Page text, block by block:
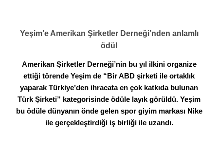
MEDYA MERKEZI
Yeşim’e Amerikan Şirketler Derneği’nden anlamlı
ödül
Amerikan Şirketler Derneği’nin bu yıl ilkini organize
ettiği törende Yeşim de “Bir ABD şirketi ile ortaklık
yaparak Türkiye’den ihracata en çok katkıda bulunan
Türk Şirketi” kategorisinde ödüle layık görüldü. Yeşim
bu ödüle dünyanın önde gelen spor giyim markası Nike
ile gerçekleştirdiği iş birliği ile uzandı.